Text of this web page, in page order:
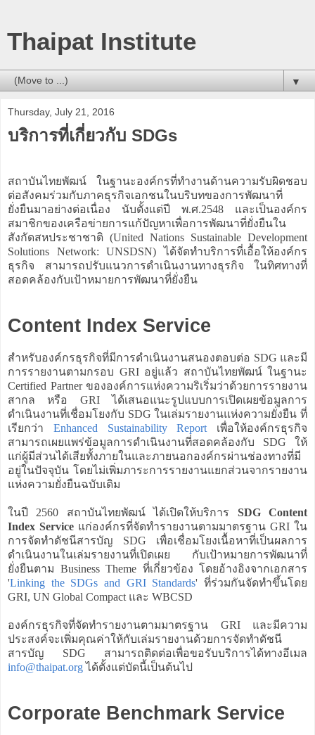
Thaipat Institute
▼
Thursday, July 21, 2016
บริการที่เกี่ยวกับ SDGs
สถาบันไทยพัฒน์ ในฐานะองค์กรที่ทำงานด้านความรับผิดชอบ
ต่อสังคมร่วมกับภาคธุรกิจเอกชนในบริบทของการพัฒนาที่
ยั่งยืนมาอย่างต่อเนื่อง นับตั้งแต่ปี พ.ศ.2548 และเป็นองค์กร
สมาชิกของเครือข่ายการแก้ปัญหาเพื่อการพัฒนาที่ยั่งยืนใน
สังกัดสหประชาชาติ (United Nations Sustainable Development
Solutions Network: UNSDSN) ได้จัดทำบริการที่เอื้อให้องค์กร
ธุรกิจ สามารถปรับแนวการดำเนินงานทางธุรกิจ ในทิศทางที่
สอดคล้องกับเป้าหมายการพัฒนาที่ยั่งยืน
Content Index Service
สำหรับองค์กรธุรกิจที่มีการดำเนินงานสนองตอบต่อ SDG และมี
การรายงานตามกรอบ GRI อยู่แล้ว สถาบันไทยพัฒน์ ในฐานะ
Certified Partner ขององค์การแห่งความริเริ่มว่าด้วยการรายงาน
สากล หรือ GRI ได้เสนอแนะรูปแบบการเปิดเผยข้อมูลการ
ดำเนินงานที่เชื่อมโยงกับ SDG ในเล่มรายงานแห่งความยั่งยืน ที่
เรียกว่า Enhanced Sustainability Report เพื่อให้องค์กรธุรกิจ
สามารถเผยแพร่ข้อมูลการดำเนินงานที่สอดคล้องกับ SDG ให้
แก่ผู้มีส่วนได้เสียทั้งภายในและภายนอกองค์กรผ่านช่องทางที่มี
อยู่ในปัจจุบัน โดยไม่เพิ่มภาระการรายงานแยกส่วนจากรายงาน
แห่งความยั่งยืนฉบับเดิม
ในปี 2560 สถาบันไทยพัฒน์ ได้เปิดให้บริการ SDG Content
Index Service แก่องค์กรที่จัดทำรายงานตามมาตรฐาน GRI ใน
การจัดทำดัชนีสารบัญ SDG เพื่อเชื่อมโยงเนื้อหาที่เป็นผลการ
ดำเนินงานในเล่มรายงานที่เปิดเผย กับเป้าหมายการพัฒนาที่
ยั่งยืนตาม Business Theme ที่เกี่ยวข้อง โดยอ้างอิงจากเอกสาร
'Linking the SDGs and GRI Standards' ที่ร่วมกันจัดทำขึ้นโดย
GRI, UN Global Compact และ WBCSD
องค์กรธุรกิจที่จัดทำรายงานตามมาตรฐาน GRI และมีความ
ประสงค์จะเพิ่มคุณค่าให้กับเล่มรายงานด้วยการจัดทำดัชนี
สารบัญ SDG สามารถติดต่อเพื่อขอรับบริการได้ทางอีเมล
info@thaipat.orgได้ตั้งแต่บัดนี้เป็นต้นไป
Corporate Benchmark Service